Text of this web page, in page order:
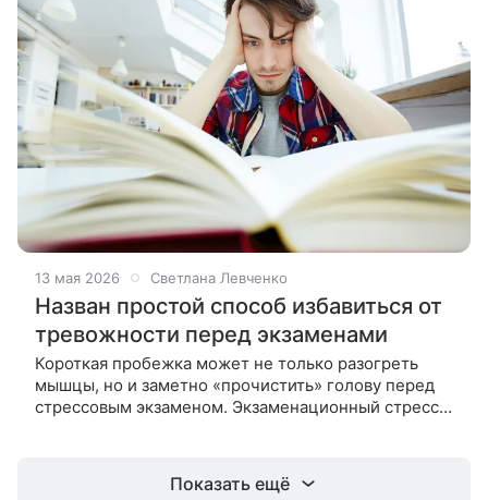
13 мая 2026 Светлана Левченко
Назван простой способ избавиться от
тревожности перед экзаменами
Короткая пробежка может не только разогреть
мышцы, но и заметно «прочистить» голову перед
стрессовым экзаменом. Экзаменационный стресс
Показать ещё